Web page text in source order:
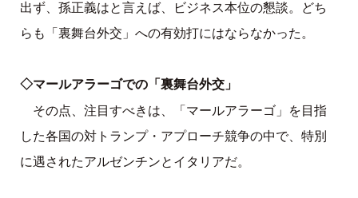
出ず、孫正義はと言えば、ビジネス本位の懇談。どち
らも「裏舞台外交」への有効打にはならなかった。
◇マールアラーゴでの「裏舞台外交」
その点、注目すべきは、「マールアラーゴ」を目指
した各国の対トランプ・アプローチ競争の中で、特別
に遇されたアルゼンチンとイタリアだ。